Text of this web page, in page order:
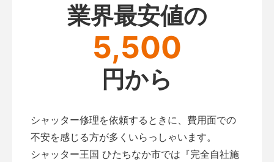
業界最安値の
5,500
円から
シャッター修理を依頼するときに、費用面での
不安を感じる方が多くいらっしゃいます。
シャッター王国 ひたちなか市では『完全自社施